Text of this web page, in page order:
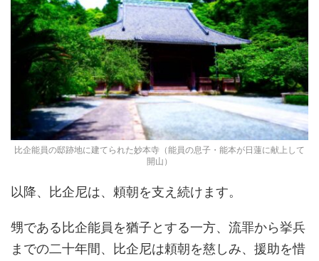
比企能員の邸跡地に建てられた妙本寺（能員の息子・能本が日蓮に献上して
開山）
以降、比企尼は、頼朝を支え続けます。
甥である比企能員を猶子とする一方、流罪から挙兵
までの二十年間、比企尼は頼朝を慈しみ、援助を惜